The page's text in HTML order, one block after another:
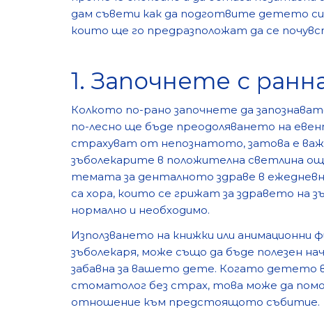
дам съвети как да подготвите детето
които ще го предразположат да се
1. Започнете с
Колкото по-рано започнете да
по-лесно ще бъде преодоляването на
страхуват от непознатото, затова е
зъболекарите в положителна светлина
темата за денталното здраве в
са хора, които се грижат за здравето
нормално и необходимо.
Използването на книжки или
зъболекаря, може също да бъде полезен
забавна за вашето дете. Когато детето
стоматолог без страх, това може да
отношение към предстоящото събитие.